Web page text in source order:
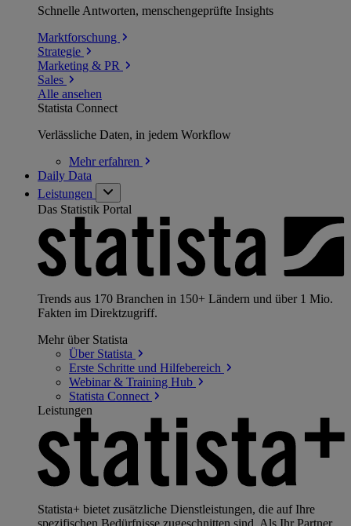
Schnelle Antworten, menschengeprüfte Insights
Marktforschung
Strategie
Marketing & PR
Sales
Alle ansehen
Statista Connect
Verlässliche Daten, in jedem Workflow
Mehrerfahren
Daily Data
Leistungen
Das Statistik Portal
Trends aus 170 Branchen in 150+ Ländern und über 1 Mio.
Fakten im Direktzugriff.
Mehr über Statista
Über Statista
Erste Schritte und Hilfebereich
Webinar & Training Hub
Statista Connect
Leistungen
Statista+ bietet zusätzliche Dienstleistungen, die auf Ihre
spezifischen Bedürfnisse zugeschnitten sind. Als Ihr Partner